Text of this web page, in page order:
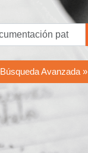
Búsqueda Avanzada »